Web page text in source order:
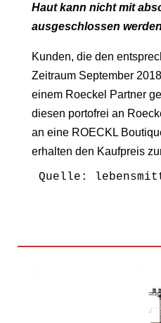
Haut kann nicht mit
ausgeschlossen
Kunden, die den
Zeitraum September
einem Roeckel Partner
diesen portofrei an
an eine ROECKL
erhalten den Kaufpreis
Quelle: